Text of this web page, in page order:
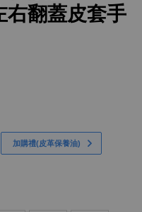
右翻蓋皮套手
加購禮(皮革保養油)